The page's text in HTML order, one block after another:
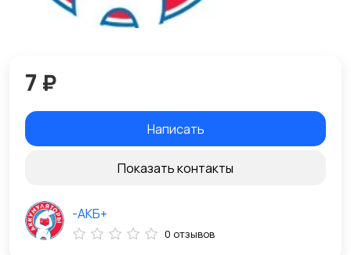
7 ₽
Написать
Показать контакты
-АКБ+
0 отзывов